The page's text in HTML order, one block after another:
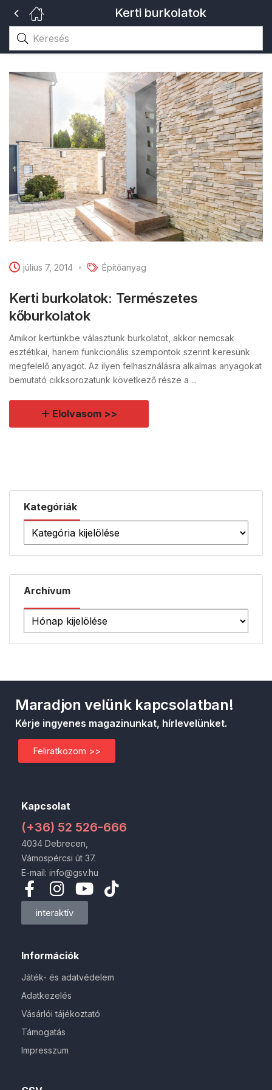
Kerti burkolatok
Kategóriák
Archívum
július 7, 2014 Építőanyag
Kerti burkolatok: Természetes
kőburkolatok
Amikor kertünkbe választunk burkolatot, akkor nemcsak
esztétikai, hanem funkcionális szempontok szerint keresünk
megfelelő anyagot. Az ilyen felhasználásra alkalmas anyagokat
bemutató cikksorozatunk következő része a ...
Elolvasom >>
Információk
Játék- és adatvédelem
Adatkezelés
Vásárlói tájékoztató
Támogatás
Impresszum
Kapcsolat
(+36) 52 526-666
4034 Debrecen,
Vámospércsi út 37.
E-mail: info@gsv.hu
interaktív
Maradjon velünk kapcsolatban!
Kérje ingyenes magazinunkat, hírlevelünket.
Feliratkozom >>